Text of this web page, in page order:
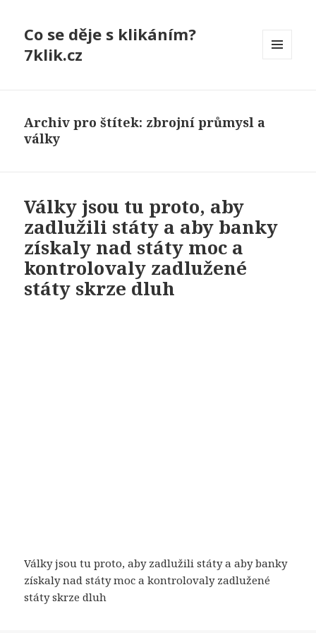
Co se děje s klikáním?
7klik.cz
Archiv pro štítek: zbrojní průmysl a
války
Války jsou tu proto, aby
zadlužili státy a aby banky
získaly nad státy moc a
kontrolovaly zadlužené
státy skrze dluh
Války jsou tu proto, aby zadlužili státy a aby banky
získaly nad státy moc a kontrolovaly zadlužené
státy skrze dluh